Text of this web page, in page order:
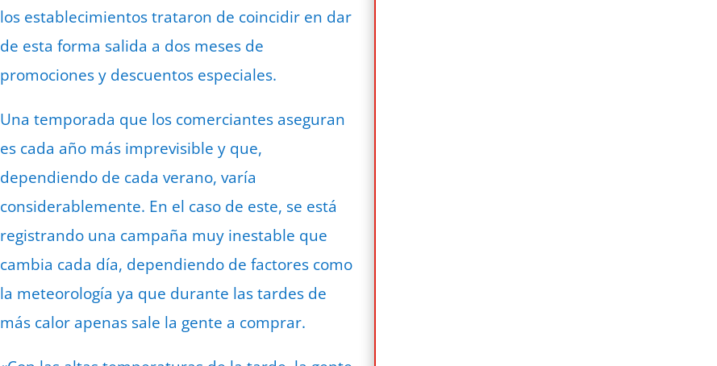
los establecimientos trataron de coincidir en dar
de esta forma salida a dos meses de
promociones y descuentos especiales.
Una temporada que los comerciantes aseguran
es cada año más imprevisible y que,
dependiendo de cada verano, varía
considerablemente. En el caso de este, se está
registrando una campaña muy inestable que
cambia cada día, dependiendo de factores como
la meteorología ya que durante las tardes de
más calor apenas sale la gente a comprar.